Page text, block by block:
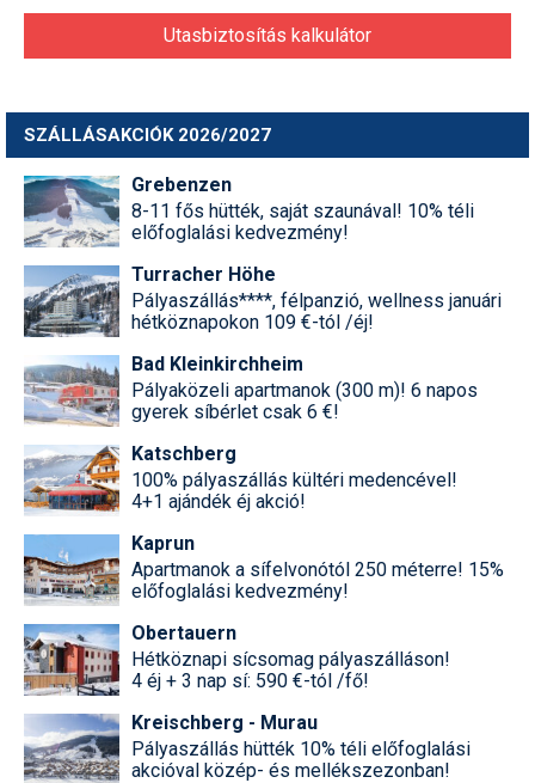
Utasbiztosítás kalkulátor
SZÁLLÁSAKCIÓK 2026/2027
Grebenzen
8-11 fős hütték, saját szaunával! 10% téli
előfoglalási kedvezmény!
Turracher Höhe
Pályaszállás****, félpanzió, wellness januári
hétköznapokon 109 €-tól /éj!
Bad Kleinkirchheim
Pályaközeli apartmanok (300 m)! 6 napos
gyerek síbérlet csak 6 €!
Katschberg
100% pályaszállás kültéri medencével!
4+1 ajándék éj akció!
Kaprun
Apartmanok a sífelvonótól 250 méterre! 15%
előfoglalási kedvezmény!
Obertauern
Hétköznapi sícsomag pályaszálláson!
4 éj + 3 nap sí: 590 €-tól /fő!
Kreischberg - Murau
Pályaszállás hütték 10% téli előfoglalási
akcióval közép- és mellékszezonban!